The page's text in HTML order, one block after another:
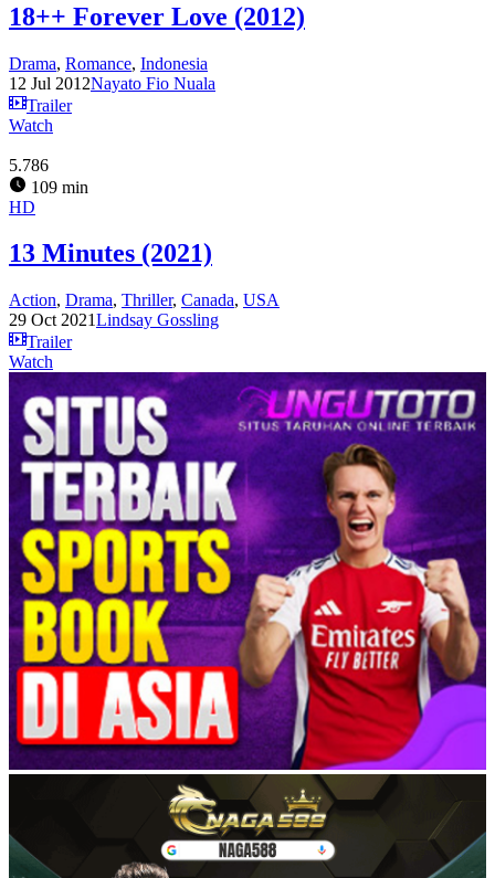
18++ Forever Love (2012)
Drama, Romance, Indonesia
12 Jul 2012Nayato Fio Nuala
Trailer
Watch
5.786
109 min
HD
13 Minutes (2021)
Action, Drama, Thriller, Canada, USA
29 Oct 2021Lindsay Gossling
Trailer
Watch